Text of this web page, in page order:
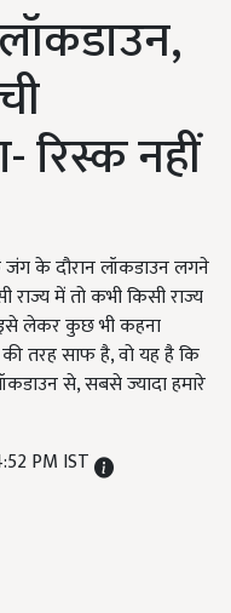
रिस्क नहीं
के दौरान लॉकडाउन लगने
में तो कभी किसी राज्य
लेकर कुछ भी कहना
तरह साफ है, वो यह है कि
से, सबसे ज्यादा हमारे
PM IST